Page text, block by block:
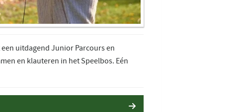
uitdagend Junior Parcours en
en klauteren in het Speelbos. Eén